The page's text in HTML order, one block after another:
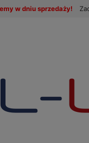
w dniu sprzedaży!